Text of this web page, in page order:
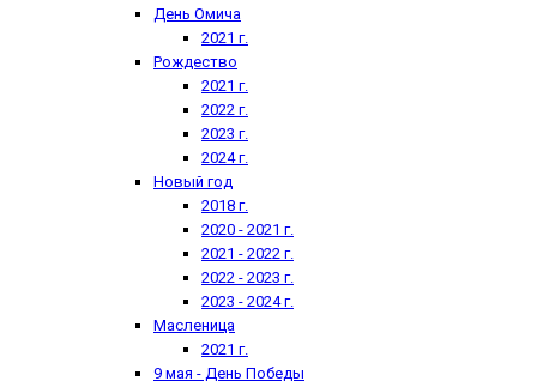
День Омича
2021 г.
Рождество
2021 г.
2022 г.
2023 г.
2024 г.
Новый год
2018 г.
2020 - 2021 г.
2021 - 2022 г.
2022 - 2023 г.
2023 - 2024 г.
Масленица
2021 г.
9 мая - День Победы